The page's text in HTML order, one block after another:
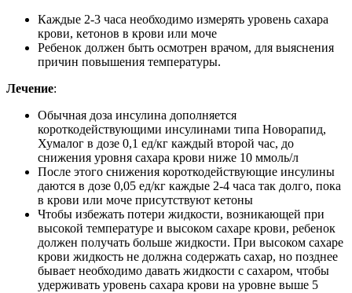
Каждые 2-3 часа необходимо измерять уровень сахара
крови, кетонов в крови или моче
Ребенок должен быть осмотрен врачом, для выяснения
причин повышения температуры.
Лечение:
Обычная доза инсулина дополняется
короткодействующими инсулинами типа Новорапид,
Хумалог в дозе 0,1 ед/кг каждый второй час, до
снижения уровня сахара крови ниже 10 ммоль/л
После этого снижения короткодействующие инсулины
даются в дозе 0,05 ед/кг каждые 2-4 часа так долго, пока
в крови или моче присутствуют кетоны
Чтобы избежать потери жидкости, возникающей при
высокой температуре и высоком сахаре крови, ребенок
должен получать больше жидкости. При высоком сахаре
крови жидкость не должна содержать сахар, но позднее
бывает необходимо давать жидкости с сахаром, чтобы
удерживать уровень сахара крови на уровне выше 5